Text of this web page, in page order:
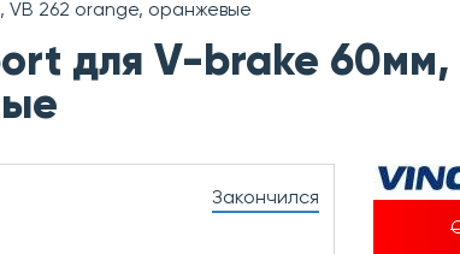
262 orange, оранжевые
для V-brake 60мм,
Закончился